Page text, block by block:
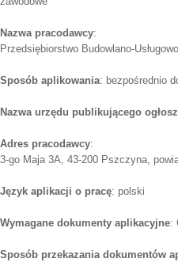
Nazwa pracodawcy:
Przedsiębiorstwo Budowlano-
Sposób aplikowania: bezpośrednio
Nazwa urzędu publikującego
Adres pracodawcy:
3-go Maja 3A, 43-200 Pszczyna,
Język aplikacji o pracę: polski
Wymagane dokumenty aplikacyjne:
Sposób przekazania dokumentów